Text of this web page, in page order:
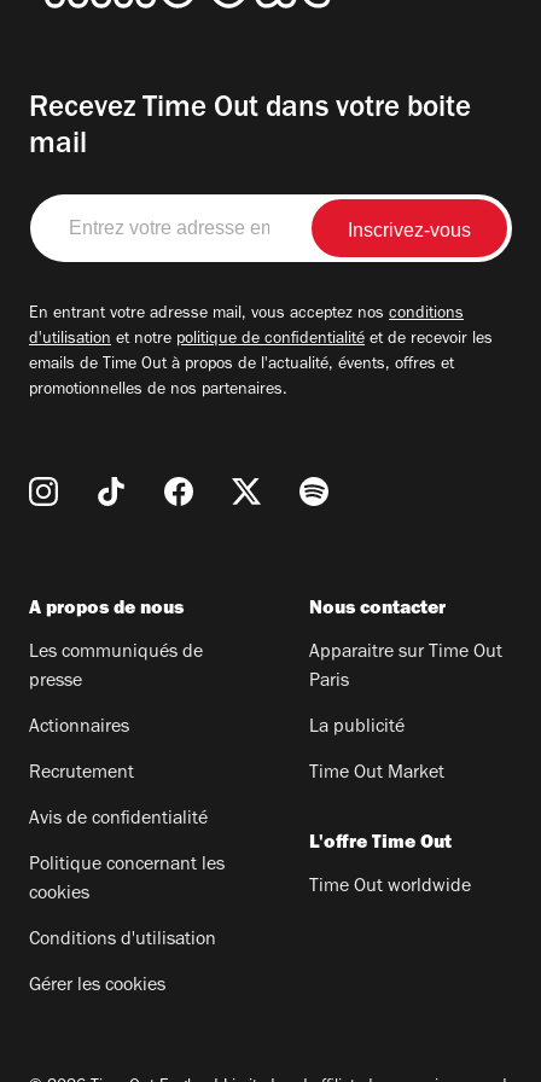
Recevez Time Out dans votre boite
mail
Entrez
votre
adresse
En entrant votre adresse mail, vous acceptez nos conditions
d'utilisation et notre politique de confidentialité et de recevoir les
emails de Time Out à propos de l'actualité, évents, offres et
promotionnelles de nos partenaires.
A propos de nous
Les communiqués de
presse
Actionnaires
Recrutement
Avis de confidentialité
Politique concernant les
cookies
Conditions d'utilisation
Gérer les cookies
Nous contacter
Apparaitre sur Time Out
Paris
La publicité
Time Out Market
L'offre Time Out
Time Out worldwide